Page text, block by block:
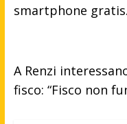
smartphone
A Renzi
fisco: “Fisco non